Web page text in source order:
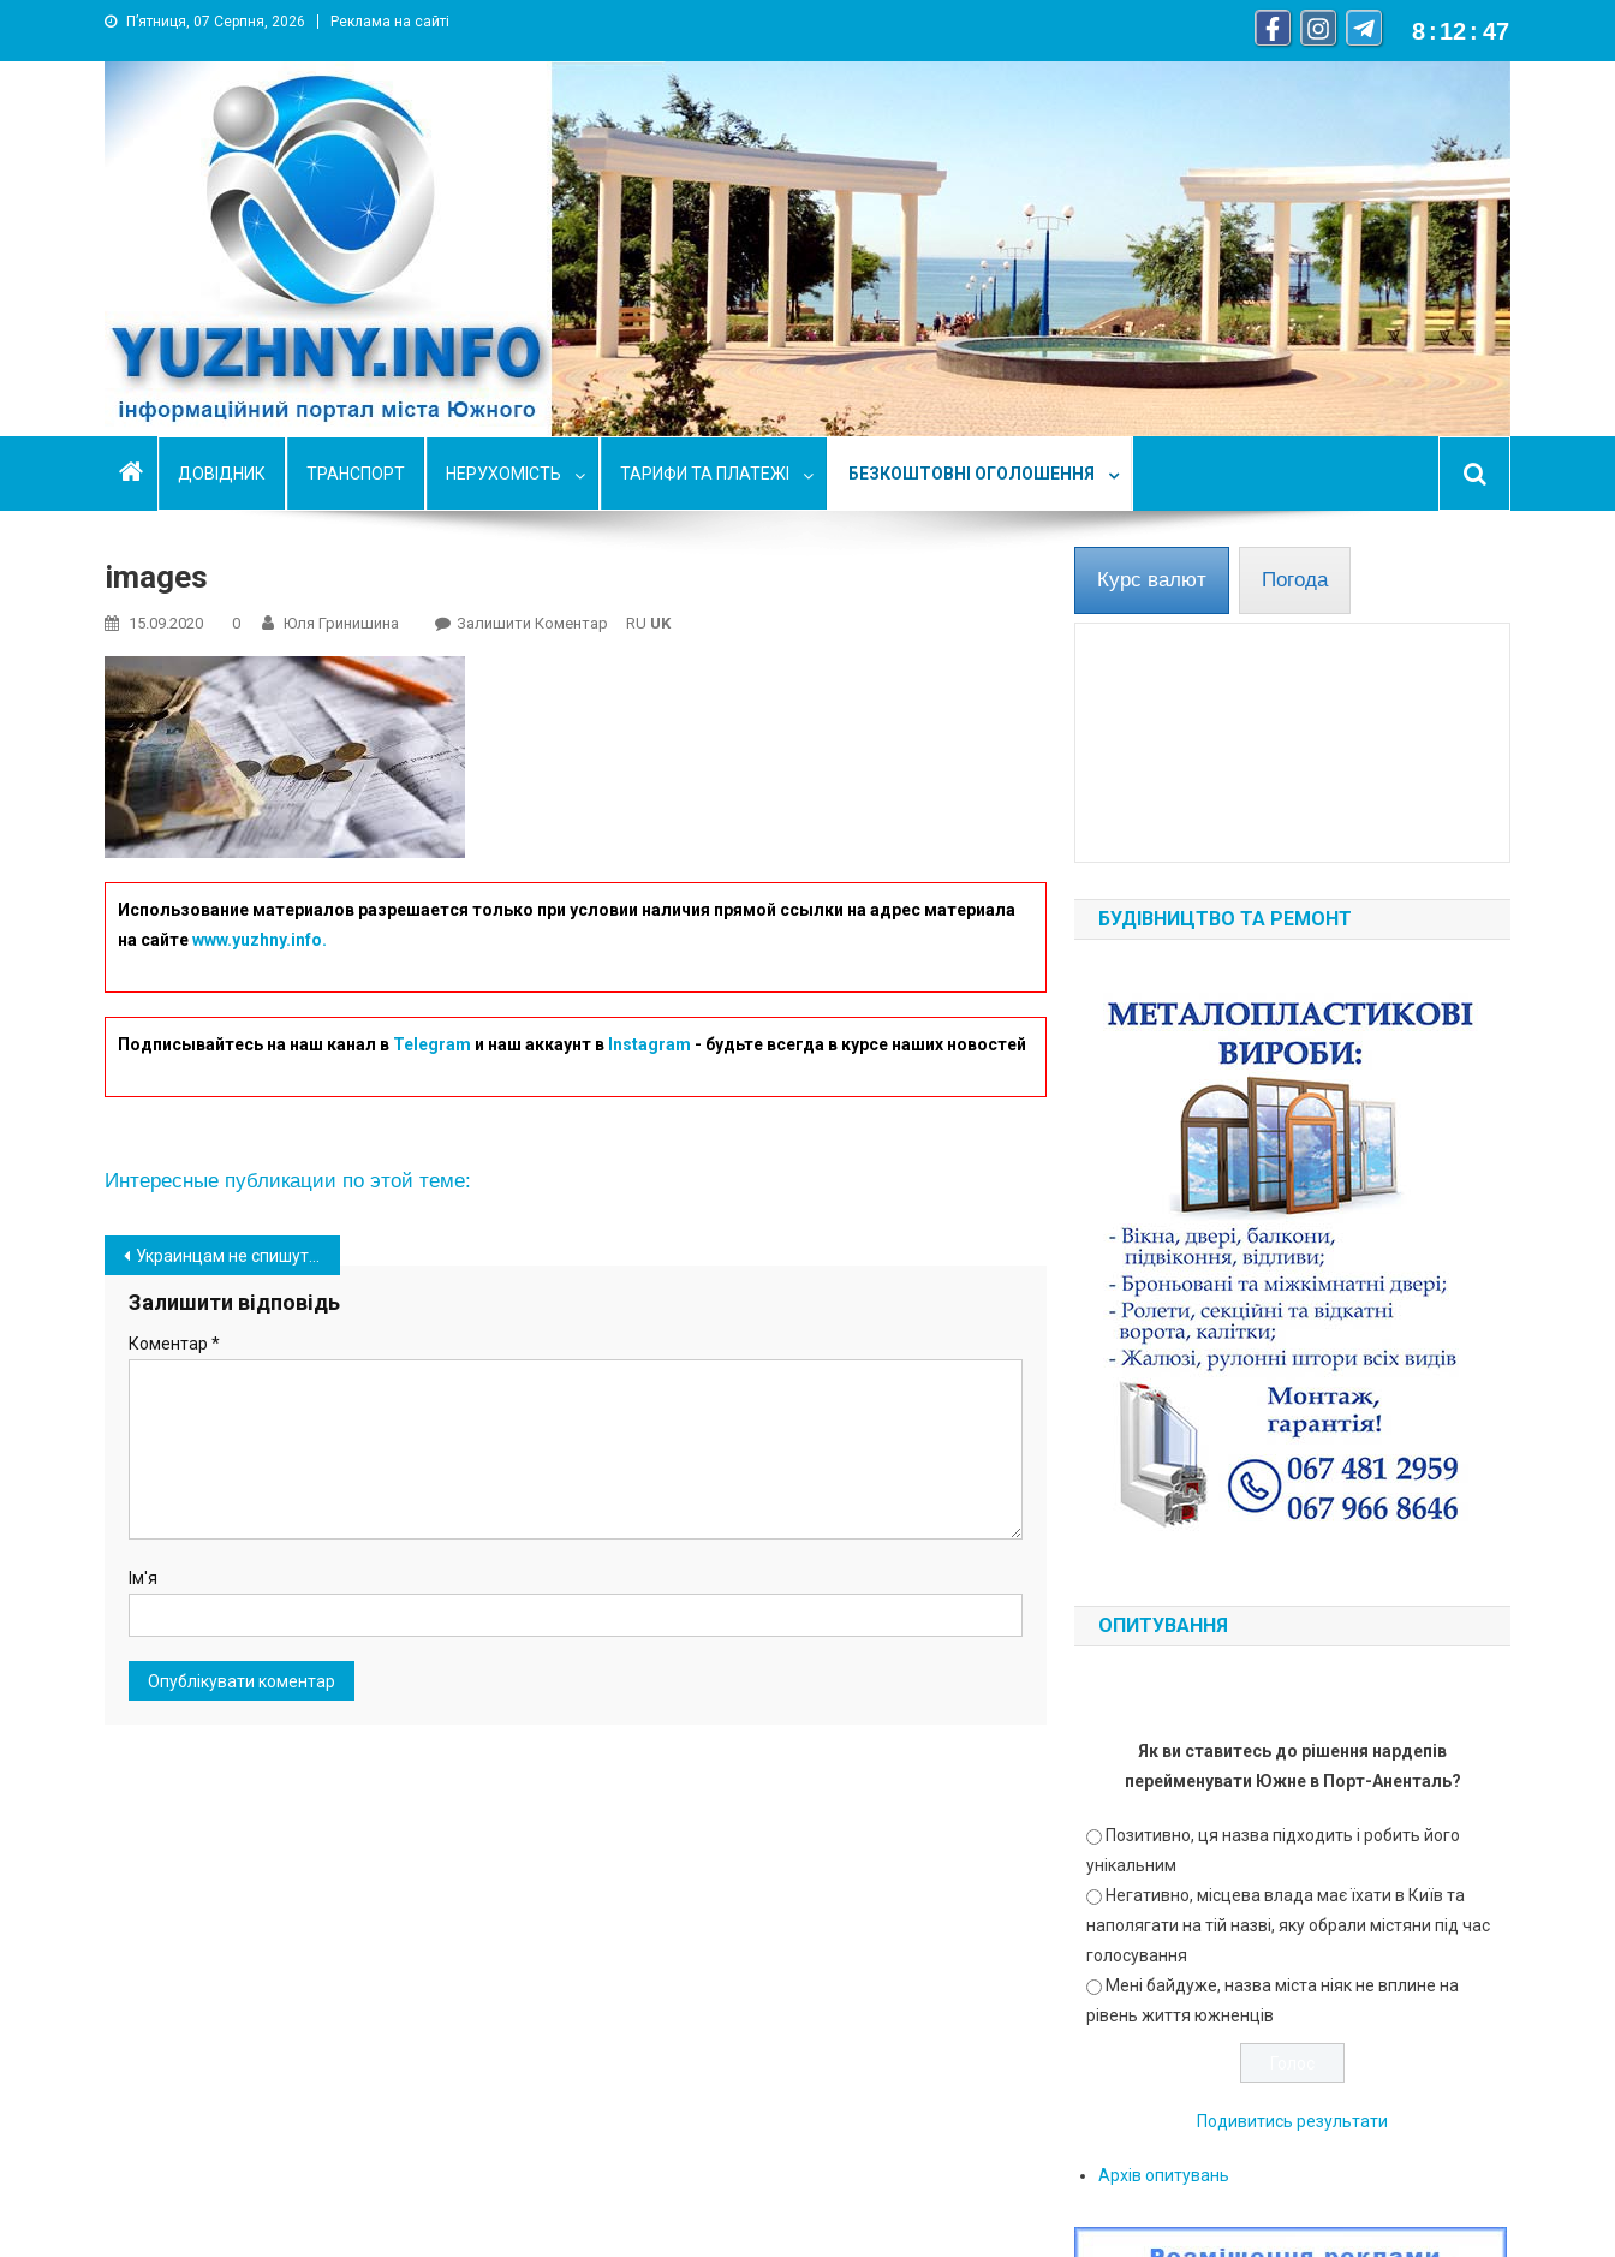
П’ятниця, 07 Серпня, 2026 Реклама на сайті 8 : 12 : 48
YUZHNY.INFO
информационный портал города Южный
ДОВІДНИК ТРАНСПОРТ НЕРУХОМІСТЬ ТАРИФИ ТА ПЛАТЕЖІ БЕЗКОШТОВНІ ОГОЛОШЕННЯ
images
15.09.2020 0 Юля Гринишина Залишити Коментар RU UK
Использование материалов разрешается только при условии наличия прямой ссылки на адрес материала
на сайтеwww.yuzhny.info.
Подписывайтесь на наш канал в Telegram и наш аккаунт в Instagram - будьте всегда в курсе наших новостей
Интересные публикации по этой теме:
Навігація
записів
Украинцам не спишут долги за коммунальные услуги
Залишити відповідь
Коментар *
Ім'я
Курс валют Погода
БУДІВНИЦТВО ТА РЕМОНТ
ОПИТУВАННЯ
Як ви ставитесь до рішення нардепів
перейменувати Южне в Порт-Аненталь?
Позитивно, ця назва підходить і робить його
унікальним
Негативно, місцева влада має їхати в Київ та
наполягати на тій назві, яку обрали містяни під час
голосування
Мені байдуже, назва міста ніяк не вплине на
рівень життя южненців
Подивитись результати
Архів опитувань